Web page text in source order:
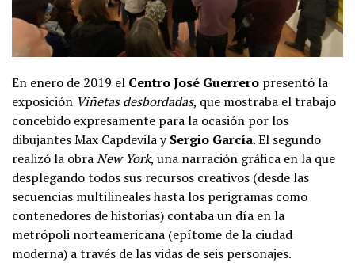
En enero de 2019 el Centro José Guerrero presentó la
exposición Viñetas desbordadas, que mostraba el trabajo
concebido expresamente para la ocasión por los
dibujantes Max Capdevila ySergio García. El segundo
realizó la obraNew York, una narración gráfica en la que
desplegando todos sus recursos creativos (desde las
secuencias multilineales hasta los perigramas como
contenedores de historias) contaba un día en la
metrópoli norteamericana (epítome de la ciudad
moderna) a través de las vidas de seis personajes.